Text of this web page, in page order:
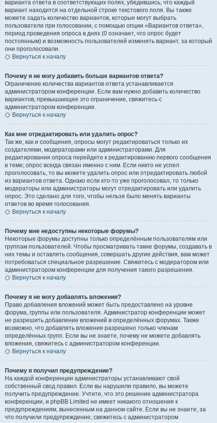
варианта ответа в соответствующих полях, убедившись, что каждый
вариант находится на отдельной строке текстового поля. Вы также
можете задать количество вариантов, которые могут выбрать
пользователи при голосовании, с помощью опции «Вариантов ответа»,
период проведения опроса в днях (0 означает, что опрос будет
постоянным) и возможность пользователей изменять вариант, за который
они проголосовали.
Вернуться к началу
Почему я не могу добавить больше вариантов ответа?
Ограничение количества вариантов ответа устанавливается
администратором конференции. Если вам нужно добавить количество
вариантов, превышающее это ограничение, свяжитесь с
администратором конференции.
Вернуться к началу
Как мне отредактировать или удалить опрос?
Так же, как и сообщения, опросы могут редактироваться только их
создателями, модераторами или администраторами. Для
редактирования опроса перейдите к редактированию первого сообщения
в теме; опрос всегда связан именно с ним. Если никто не успел
проголосовать, то вы можете удалить опрос или отредактировать любой
из вариантов ответа. Однако если кто-то уже проголосовал, то только
модераторы или администраторы могут отредактировать или удалить
опрос. Это сделано для того, чтобы нельзя было менять варианты
ответов во время голосования.
Вернуться к началу
Почему мне недоступны некоторые форумы?
Некоторые форумы доступны только определённым пользователям или
группам пользователей. Чтобы просматривать такие форумы, создавать в
них темы и оставлять сообщения, совершать другие действия, вам может
потребоваться специальное разрешение. Свяжитесь с модератором или
администратором конференции для получения такого разрешения.
Вернуться к началу
Почему я не могу добавлять вложения?
Право добавления вложений может быть предоставлено на уровне
форума, группы или пользователя. Администратор конференции может
не разрешить добавление вложений в определённых форумах. Также
возможно, что добавлять вложения разрешено только членам
определённых групп. Если вы не знаете, почему не можете добавлять
вложения, свяжитесь с администратором конференции.
Вернуться к началу
Почему я получил предупреждение?
На каждой конференции администраторы устанавливают свой
собственный свод правил. Если вы нарушили правило, вы можете
получить предупреждение. Учтите, что это решение администратора
конференции, и phpBB Limited не имеет никакого отношения к
предупреждениям, вынесенным на данном сайте. Если вы не знаете, за
что получили предупреждение, свяжитесь с администратором